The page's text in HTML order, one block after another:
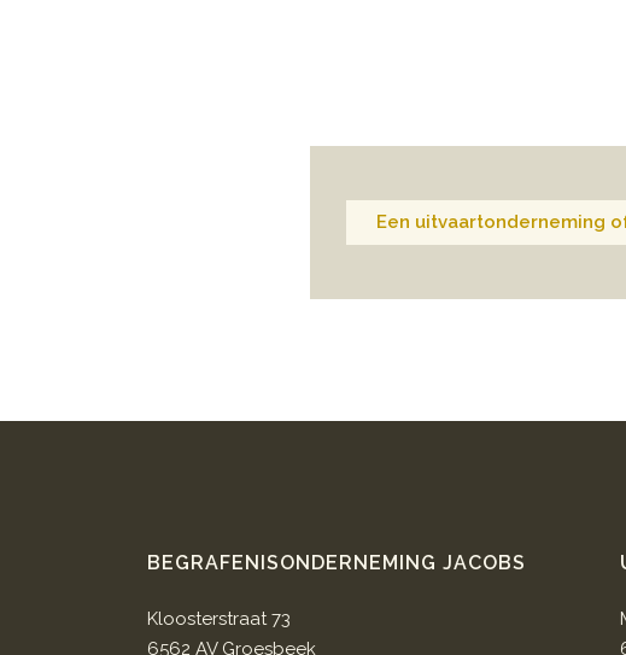
Een uitvaartonderneming
BEGRAFENISONDERNEMING JACOBS
Kloosterstraat 73
6562 AV Groesbeek